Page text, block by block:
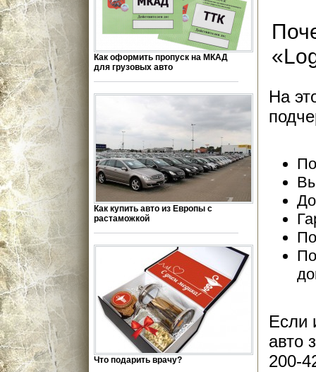
Как оформить пропуск на МКАД
для грузовых авто
Как купить авто из Европы с
растаможкой
Что подарить врачу?
На
Если
авто
200-